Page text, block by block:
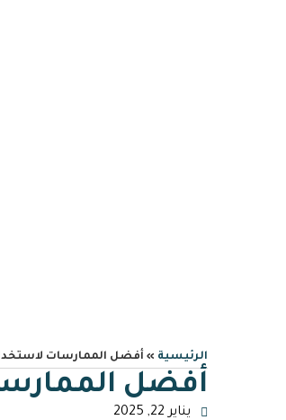
الرئيسية » أفضل الممارسات
أفضل
يناير 22, 2025